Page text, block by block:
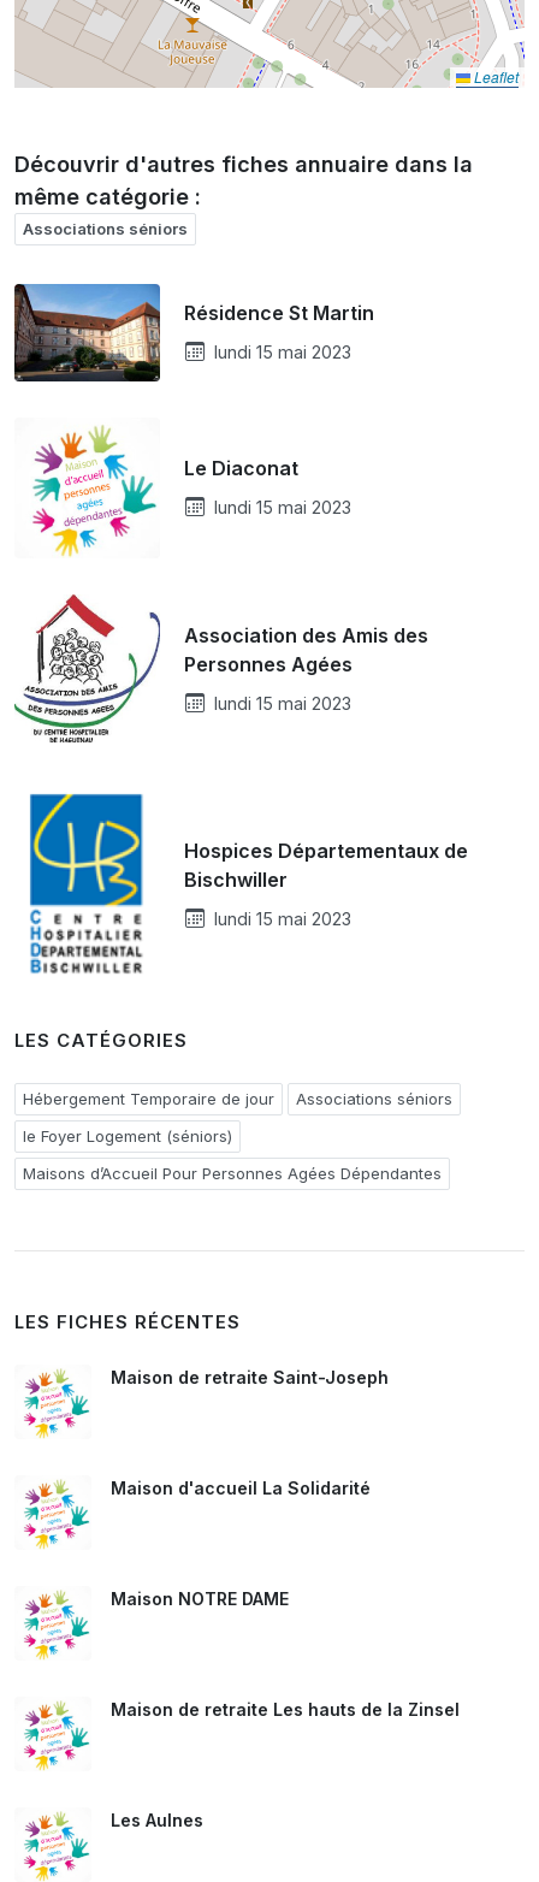
Leaflet
Découvrir d'autres fiches annuaire dans la
même catégorie :
Associations séniors
Résidence St Martin
lundi 15 mai 2023
Le Diaconat
lundi 15 mai 2023
Association des Amis des
Personnes Agées
lundi 15 mai 2023
Hospices Départementaux de
Bischwiller
lundi 15 mai 2023
LES CATÉGORIES
Hébergement Temporaire de jour
Associations séniors
le Foyer Logement (séniors)
Maisons d’Accueil Pour Personnes Agées Dépendantes
LES FICHES RÉCENTES
Maison de retraite Saint-Joseph
Maison d'accueil La Solidarité
Maison NOTRE DAME
Maison de retraite Les hauts de la Zinsel
Les Aulnes